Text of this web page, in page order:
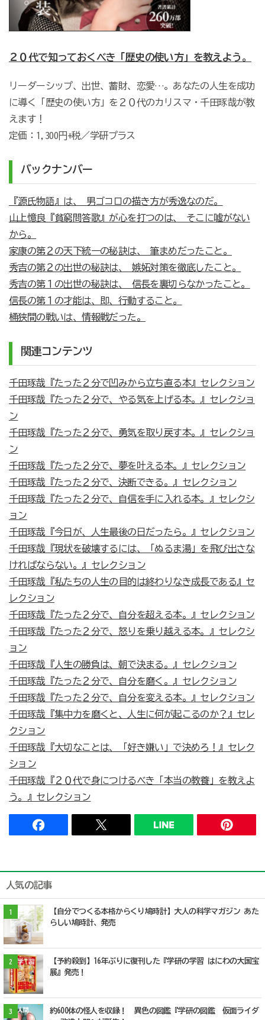
２０代で知っておくべき「歴史の使い方」を教えよう。
リーダーシップ、出世、蓄財、恋愛…。あなたの人生を成功
に導く「歴史の使い方」を２０代のカリスマ・千田琢哉が教
えます！
定価：1,300円+税／学研プラス
バックナンバー
『源氏物語』は、 男ゴコロの描き方が秀逸なのだ。
山上憶良『貧窮問答歌』が心を打つのは、 そこに噓がない
から。
家康の第２の天下統一の秘訣は、 筆まめだったこと。
秀吉の第２の出世の秘訣は、 嫉妬対策を徹底したこと。
秀吉の第１の出世の秘訣は、 信長を裏切らなかったこと。
信長の第１の才能は、即、行動すること。
桶狭間の戦いは、情報戦だった。
関連コンテンツ
千田琢哉『たった２分で凹みから立ち直る本』セレクション
千田琢哉『たった２分で、やる気を上げる本。』セレクショ
ン
千田琢哉『たった２分で、勇気を取り戻す本。』セレクショ
ン
千田琢哉『たった２分で、夢を叶える本。』セレクション
千田琢哉『たった２分で、決断できる。』セレクション
千田琢哉『たった２分で、自信を手に入れる本。』セレクシ
ョン
千田琢哉『今日が、人生最後の日だったら。』セレクション
千田琢哉『現状を破壊するには、「ぬるま湯」を飛び出さな
ければならない。』セレクション
千田琢哉『私たちの人生の目的は終わりなき成長である』セ
レクション
千田琢哉『たった２分で、自分を超える本。』セレクション
千田琢哉『たった２分で、怒りを乗り越える本。』セレクシ
ョン
千田琢哉『人生の勝負は、朝で決まる。』セレクション
千田琢哉『たった２分で、自分を磨く。』セレクション
千田琢哉『たった２分で、自分を変える本。』セレクション
千田琢哉『集中力を磨くと、人生に何が起こるのか？』セレ
クション
千田琢哉『大切なことは、「好き嫌い」で決めろ！』セレク
ション
千田琢哉『２０代で身につけるべき「本当の教養」を教えよ
う。』セレクション
人気の記事
1
【自分でつくる本格からくり鳩時計】大人の科学マガジン あた
らしい鳩時計、発売
2
【予約殺到】16年ぶりに復刊した『学研の学習 はにわの大国宝
展』発売！
3
約600体の怪人を収録！ 異色の図鑑『学研の図鑑 仮面ライダ